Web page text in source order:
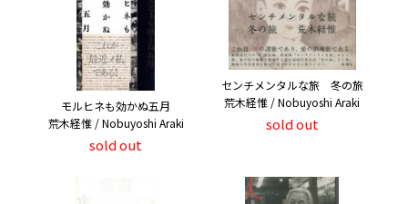
モルヒネも効かぬ五月
荒木経惟 / Nobuyoshi Araki
sold out
センチメンタルな旅 冬の旅
荒木経惟 / Nobuyoshi Araki
sold out